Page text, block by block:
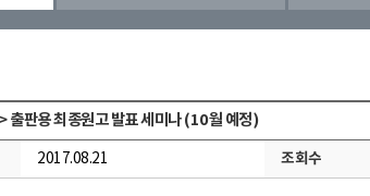
출판용 최종원고 발표 세미나 (10월 예정)
2017.08.21 조회수